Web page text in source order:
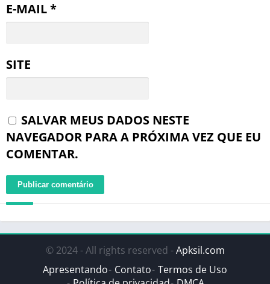
E-MAIL*
SITE
SALVAR MEUS DADOS NESTE
NAVEGADOR PARA A PRÓXIMA VEZ QUE EU
COMENTAR.
© 2024 - All rights reserved -Apksil.com
Apresentando Contato Termos de Uso